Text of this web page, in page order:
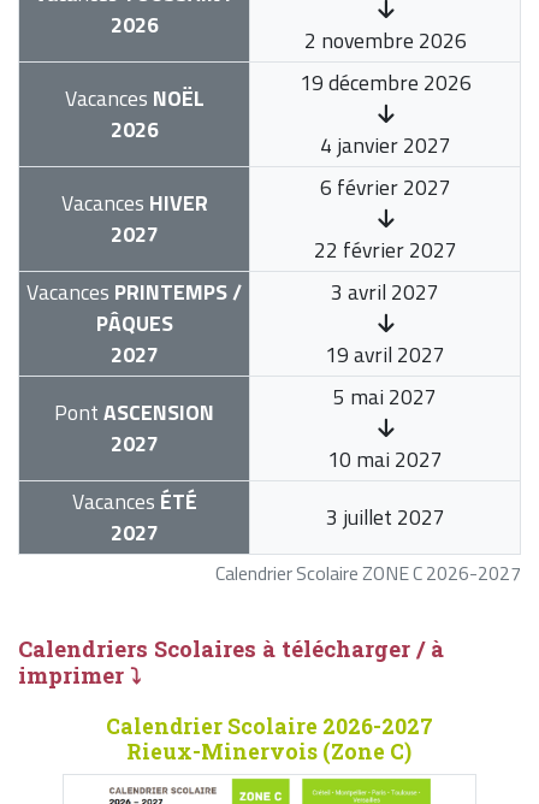
Calendrier Scolaire ZONE C 2026-2027
2026
2 novembre 2026
Vacances NOËL
2026
19 décembre 2026
4 janvier 2027
Vacances HIVER
2027
6 février 2027
22 février 2027
Vacances PRINTEMPS /
PÂQUES
2027
3 avril 2027
19 avril 2027
PontASCENSION
2027
5 mai 2027
10 mai 2027
Vacances ÉTÉ
2027
3 juillet 2027
Calendriers Scolaires à télécharger / à
imprimer ⤵
Calendrier Scolaire 2026-2027
Rieux-Minervois (Zone C)